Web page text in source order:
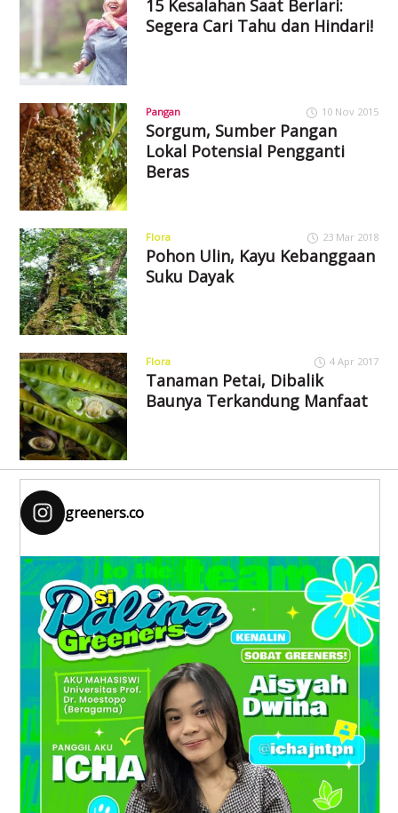
15 Kesalahan Saat Berlari:
Segera Cari Tahu dan Hindari!
Pangan 10 Nov 2015
Sorgum, Sumber Pangan
Lokal Potensial Pengganti
Beras
Flora 23 Mar 2018
Pohon Ulin, Kayu Kebanggaan
Suku Dayak
Flora 4 Apr 2017
Tanaman Petai, Dibalik
Baunya Terkandung Manfaat
greeners.co